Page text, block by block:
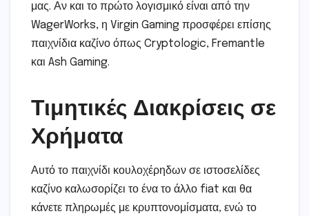
μας. Αν και το πρώτο λογισμικό είναι από την
WagerWorks, η Virgin Gaming προσφέρει επίσης
παιχνίδια καζίνο όπως Cryptologic, Fremantle
και Ash Gaming.
Τιμητικές Διακρίσεις σε
Χρήματα
Αυτό το παιχνίδι κουλοχέρηδων σε ιστοσελίδες
καζίνο καλωσορίζει το ένα το άλλο fiat και θα
κάνετε πληρωμές με κρυπτονομίσματα, ενώ το